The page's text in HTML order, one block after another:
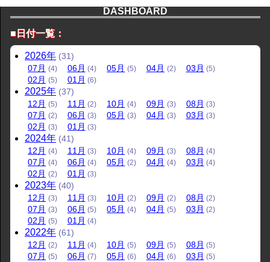
DASHBOARD
■日付一覧：
2026年 (31)
07月 (4) 06月 (4) 05月 (5) 04月 (2) 03月 (5)
02月 (5) 01月 (6)
2025年 (37)
12月 (5) 11月 (2) 10月 (4) 09月 (3) 08月 (3)
07月 (2) 06月 (3) 05月 (3) 04月 (3) 03月 (3)
02月 (3) 01月 (3)
2024年 (41)
12月 (4) 11月 (3) 10月 (4) 09月 (3) 08月 (4)
07月 (4) 06月 (4) 05月 (2) 04月 (4) 03月 (4)
02月 (2) 01月 (3)
2023年 (40)
12月 (3) 11月 (3) 10月 (2) 09月 (2) 08月 (2)
07月 (3) 06月 (5) 05月 (4) 04月 (5) 03月 (2)
02月 (5) 01月 (4)
2022年 (61)
12月 (2) 11月 (4) 10月 (5) 09月 (5) 08月 (5)
07月 (5) 06月 (7) 05月 (6) 04月 (6) 03月 (5)